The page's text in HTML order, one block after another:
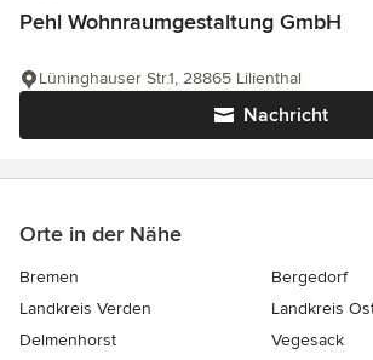
Pehl Wohnraumgestaltung GmbH
Nachricht
Lüninghauser Str.1, 28865 Lilienthal
Orte in der Nähe
Bremen
Bergedorf
Landkreis Verden
Landkreis
Delmenhorst
Vegesack